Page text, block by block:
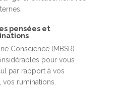
pensées et
Conscience (MBSR)
pour vous
par rapport à vos
vos ruminations.